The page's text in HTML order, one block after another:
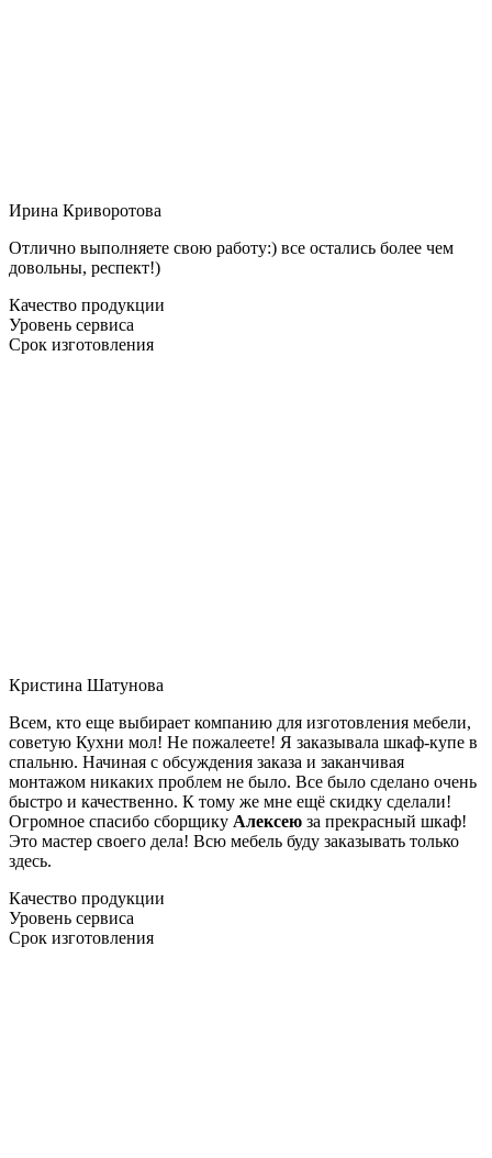
Ирина Криворотова
Отлично выполняете свою работу:) все остались более чем
довольны, респект!)
Качество продукции
Уровень сервиса
Срок изготовления
Кристина Шатунова
Всем, кто еще выбирает компанию для изготовления мебели,
советую Кухни мол! Не пожалеете! Я заказывала шкаф-купе в
спальню. Начиная с обсуждения заказа и заканчивая
монтажом никаких проблем не было. Все было сделано очень
быстро и качественно. К тому же мне ещё скидку сделали!
Огромное спасибо сборщику Алексею за прекрасный шкаф!
Это мастер своего дела! Всю мебель буду заказывать только
здесь.
Качество продукции
Уровень сервиса
Срок изготовления